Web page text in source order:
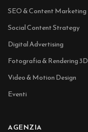
SEO & Content Marketing
Social Content Strategy
Digital Advertising
Fotografia & Rendering 3D
Video & Motion Design
Eventi
AGENZIA